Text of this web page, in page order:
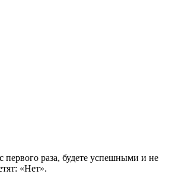
раза, будете успешными и не
«Нет».